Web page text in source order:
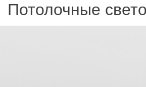
Потолочные